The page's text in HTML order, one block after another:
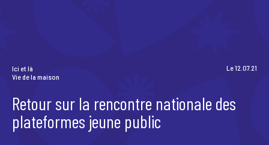
Ici et là
Vie de la maison
Le 12.07.21
Retour sur la rencontre nationale des
plateformes jeune public